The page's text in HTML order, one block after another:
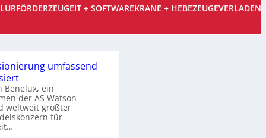
IT + SOFTWAREKRANE + HEBEZEUGEVERLADEN
umfassend
Benelux, ein
der AS Watson
weltweit größter
für